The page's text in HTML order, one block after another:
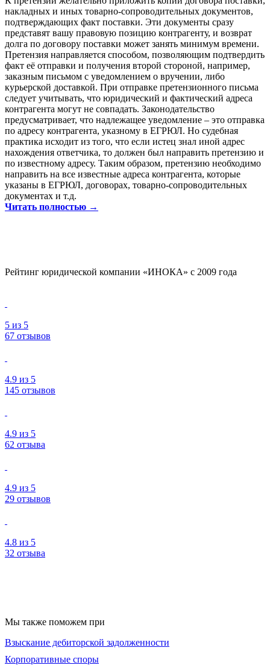
накладных и иных товарно-сопроводительных документов,
подтверждающих факт поставки. Эти документы сразу
представят вашу правовую позицию контрагенту, и возврат
долга по договору поставки может занять минимум времени.
Претензия направляется способом, позволяющим подтвердить
факт её отправки и получения второй стороной, например,
заказным письмом с уведомлением о вручении, либо
курьерской доставкой. При отправке претензионного письма
следует учитывать, что юридический и фактический адреса
контрагента могут не совпадать. Законодательство
предусматривает, что надлежащее уведомление – это отправка
по адресу контрагента, указному в ЕГРЮЛ. Но судебная
практика исходит из того, что если истец знал иной адрес
нахождения ответчика, то должен был направить претензию и
по известному адресу. Таким образом, претензию необходимо
направить на все известные адреса контрагента, которые
указаны в ЕГРЮЛ, договорах, товарно-сопроводительных
документах и т.д.
Читать полностью →
Рейтинг юридической компании «ИНОКА» с 2009 года
5 из 5
67 отзывов
4.9 из 5
145 отзывов
4.9 из 5
62 отзыва
4.9 из 5
29 отзывов
4.8 из 5
32 отзыва
Мы также поможем при
Взыскание дебиторской задолженности
Корпоративные споры